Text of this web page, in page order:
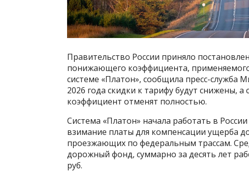
Правительство России приняло
понижающего коэффициента,
системе «Платон», сообщила пресс-служба
2026 года скидки к тарифу будут снижены,
коэффициент отменят полностью.
Система «Платон» начала работать в
взимание платы для компенсации ущерба
проезжающих по федеральным трассам.
дорожный фонд, суммарно за десять лет
руб.